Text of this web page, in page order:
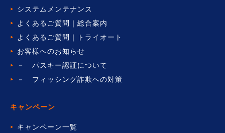
キャンペーン
キャンペーン一覧
システムメンテナンス
よくあるご質問｜総合案内
よくあるご質問｜トライオート
お客様へのお知らせ
－ パスキー認証について
－ フィッシング詐欺への対策